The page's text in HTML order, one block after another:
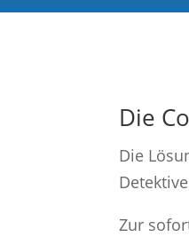
Die
Die
Zur